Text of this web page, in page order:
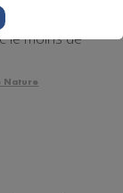
qui fabrique
le moins de
Nature